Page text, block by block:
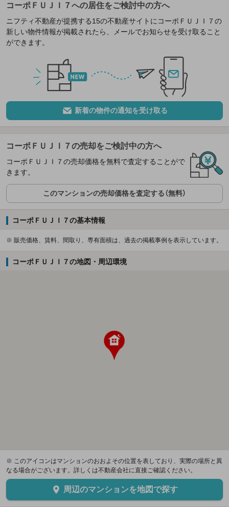
コーポＦＵＪＩ７への居住をご検討中の方へ
ニフティ不動産が提携する15の不動産サイトにコーポＦＵＪＩ７の
新しい物件情報が掲載されたら、メールでお知らせを受け取ること
ができます。
新着の物件の通知を受け取る
コーポＦＵＪＩ７の売却をご検討中の方へ
コーポＦＵＪＩ７の売却価格を無料で査定することがで
きます。
このマンションの売却価格を査定する（無料）
コーポＦＵＪＩ７の基本情報
※ 販売価格、賃料、間取り、専有面積は、過去の掲載事例を表示しています。
コーポＦＵＪＩ７の地図・周辺環境
※ このアイコンはマンションのおおよその位置を表しており、実際の場所と異
なる場合がございます。詳しくは不動産会社に直接ご確認ください。
周辺のマンションを地図で探す